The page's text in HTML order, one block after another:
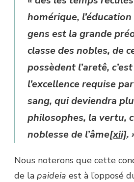
homérique,
gens est la grande
classe des nobles, de
possèdent l’aretê,
l’excellence requise
sang, qui deviendra
philosophes, la vertu,
noblesse de l’âme[xii].
Nous noterons que cette
de la paideia est à l’opposé